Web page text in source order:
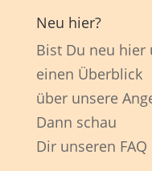
Neu hier?
Bist Du neu hier
einen Überblick
über unsere
Dann schau
Dir unseren